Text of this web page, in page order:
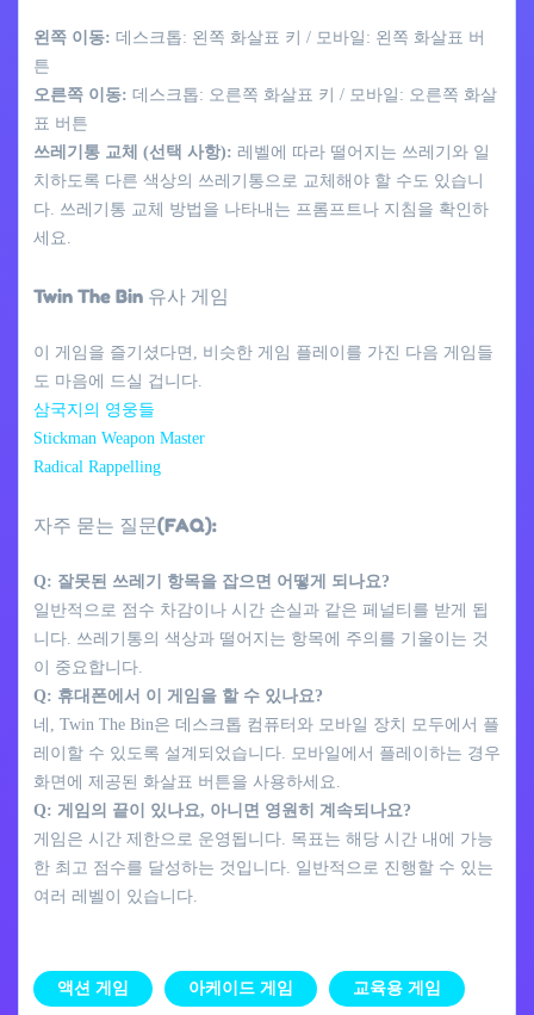
왼쪽 이동: 데스크톱: 왼쪽 화살표 키 / 모바일: 왼쪽 화살표 버
튼
오른쪽 이동: 데스크톱: 오른쪽 화살표 키 / 모바일: 오른쪽 화살
표 버튼
쓰레기통 교체 (선택 사항): 레벨에 따라 떨어지는 쓰레기와 일
치하도록 다른 색상의 쓰레기통으로 교체해야 할 수도 있습니
다. 쓰레기통 교체 방법을 나타내는 프롬프트나 지침을 확인하
세요.
Twin The Bin 유사 게임
이 게임을 즐기셨다면, 비슷한 게임 플레이를 가진 다음 게임들
도 마음에 드실 겁니다.
삼국지의 영웅들
Stickman Weapon Master
Radical Rappelling
자주 묻는 질문(FAQ):
Q: 잘못된 쓰레기 항목을 잡으면 어떻게 되나요?
일반적으로 점수 차감이나 시간 손실과 같은 페널티를 받게 됩
니다. 쓰레기통의 색상과 떨어지는 항목에 주의를 기울이는 것
이 중요합니다.
Q: 휴대폰에서 이 게임을 할 수 있나요?
네, Twin The Bin은 데스크톱 컴퓨터와 모바일 장치 모두에서 플
레이할 수 있도록 설계되었습니다. 모바일에서 플레이하는 경우
화면에 제공된 화살표 버튼을 사용하세요.
Q: 게임의 끝이 있나요, 아니면 영원히 계속되나요?
게임은 시간 제한으로 운영됩니다. 목표는 해당 시간 내에 가능
한 최고 점수를 달성하는 것입니다. 일반적으로 진행할 수 있는
여러 레벨이 있습니다.
액션 게임 아케이드 게임 교육용 게임